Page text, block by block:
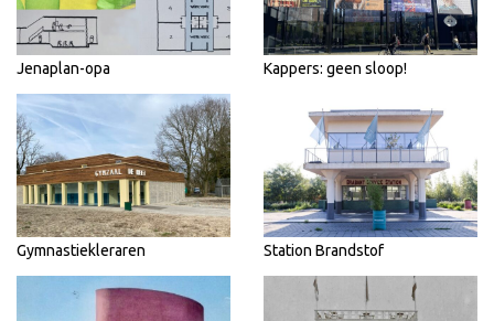
Jenaplan-opa Kappers: geen sloop!
Gymnastiekleraren Station Brandstof